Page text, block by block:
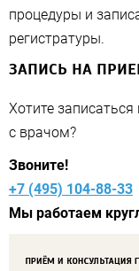
процедуры и
регистратуры.
ЗАПИСЬ НА
Хотите
с врачом?
Звоните!
+7 (495) 104-88-33
Мы работаем